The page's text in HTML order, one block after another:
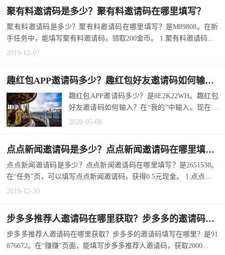
聚有料邀请码是多少？聚有料邀请码在哪里填写？
聚有料邀请码是多少？聚有料邀请码在哪里填写？是M89808。在新
手任务中，能填写聚有料邀请码，领取200金币。 1.聚有料邀请码...
2019-12-07
趣红包APP邀请码多少？趣红包好友邀请码如何输入？
趣红包APP邀请码多少？是8E2K22WH。趣红包
好友邀请码如何输入？在“我的”中输入。现在，
趣红包官方邀请码还能领金币吗？能，会...
2020-05-08
点点新闻邀请码是多少？点点新闻邀请码在哪里填写？
点点新闻邀请码是多少？点点新闻邀请码在哪里填写？是2651538。
在“任务”页，可以填写点点新闻邀请码，获得0.5元现金。 1.点点...
2019-12-30
步多多推荐人邀请码在哪里获取？步多多的邀请码填写在哪里？
步多多推荐人邀请码在哪里获取？步多多的邀请码填写在哪里？是91
876672。在“赚赚”页面，能填写步多多推荐人邀请码，获取2000...